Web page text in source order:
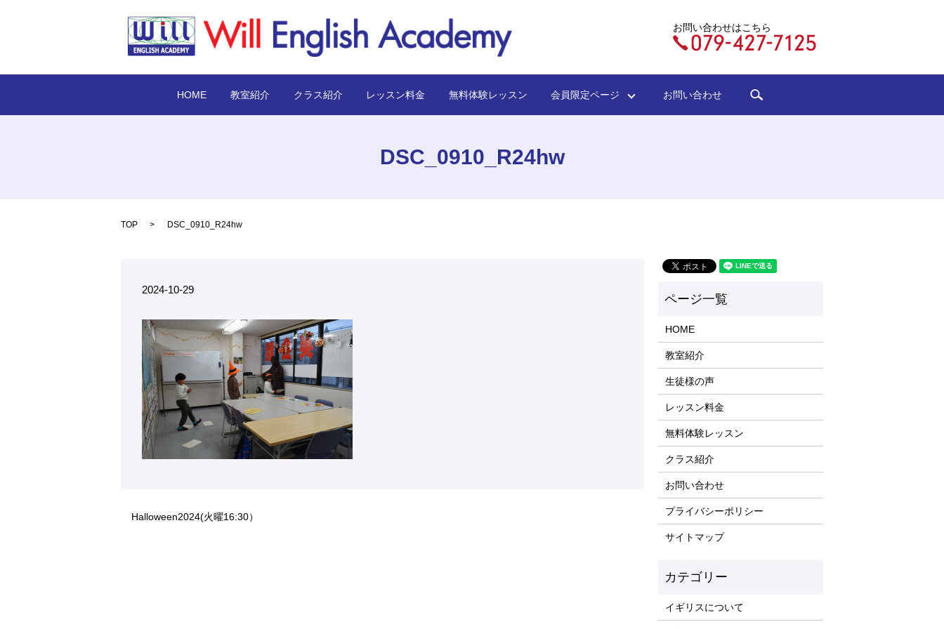
お問い合わせはこちら
HOME 教室紹介 クラス紹介 レッスン料金 無料体験レッスン 会員限定ページ お問い合わせ
DSC_0910_R24hw
TOP DSC_0910_R24hw
2024-10-29
Halloween2024(火曜16:30）
HOME
教室紹介
生徒様の声
レッスン料金
無料体験レッスン
クラス紹介
お問い合わせ
プライバシーポリシー
サイトマップ
イギリスについて